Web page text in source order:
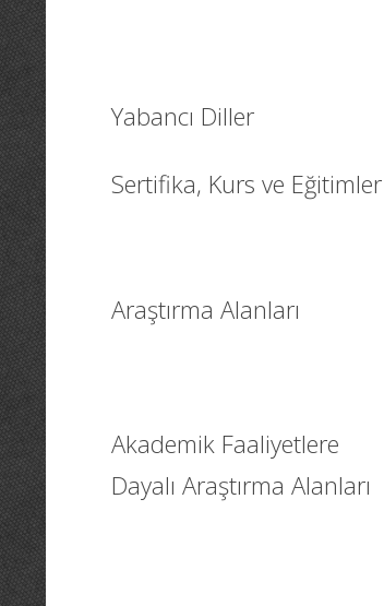
Yabancı Diller
Sertifika, Kurs ve Eğitimler
Araştırma Alanları
Akademik Faaliyetlere
Dayalı Araştırma Alanları